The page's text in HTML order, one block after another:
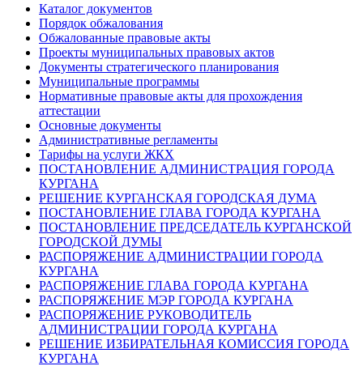
Каталог документов
Порядок обжалования
Обжалованные правовые акты
Проекты муниципальных правовых актов
Документы стратегического планирования
Муниципальные программы
Нормативные правовые акты для прохождения
аттестации
Основные документы
Административные регламенты
Тарифы на услуги ЖКХ
ПОСТАНОВЛЕНИЕ АДМИНИСТРАЦИЯ ГОРОДА
КУРГАНА
РЕШЕНИЕ КУРГАНСКАЯ ГОРОДСКАЯ ДУМА
ПОСТАНОВЛЕНИЕ ГЛАВА ГОРОДА КУРГАНА
ПОСТАНОВЛЕНИЕ ПРЕДСЕДАТЕЛЬ КУРГАНСКОЙ
ГОРОДСКОЙ ДУМЫ
РАСПОРЯЖЕНИЕ АДМИНИСТРАЦИИ ГОРОДА
КУРГАНА
РАСПОРЯЖЕНИЕ ГЛАВА ГОРОДА КУРГАНА
РАСПОРЯЖЕНИЕ МЭР ГОРОДА КУРГАНА
РАСПОРЯЖЕНИЕ РУКОВОДИТЕЛЬ
АДМИНИСТРАЦИИ ГОРОДА КУРГАНА
РЕШЕНИЕ ИЗБИРАТЕЛЬНАЯ КОМИССИЯ ГОРОДА
КУРГАНА